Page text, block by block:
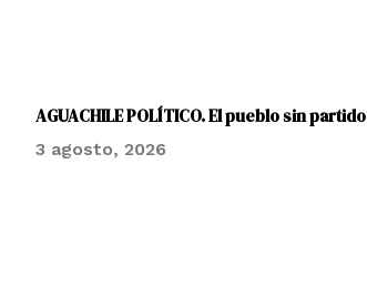
AGUACHILE POLÍTICO. El pueblo sin partido
3 agosto, 2026